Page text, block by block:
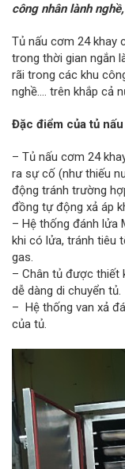
công nhân lành
Tủ nấu cơm 24 khay
trong thời gian ngắn
rãi trong các khu
nghề…. trên khắp cả
Đặc điểm của tủ
– Tủ nấu cơm 24
ra sự cố (như thiếu
động tránh trường
đồng tự động xả áp
– Hệ thống đánh lửa
khi có lửa, tránh tiêu
gas.
– Chân tủ được thiết
dễ dàng di chuyển tủ.
– Hệ thống van xả
của tủ.